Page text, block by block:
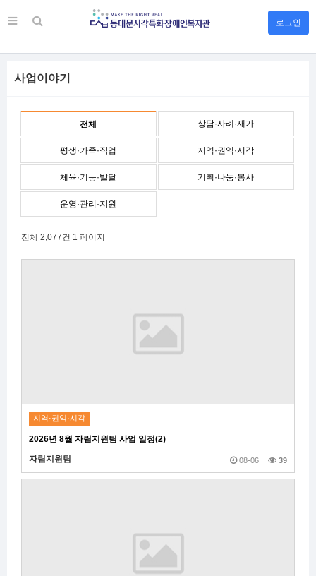
로그인
사업이야기
전체 상담·사례·재가
평생·가족·직업 지역·권익·시각
체육·기능·발달 기획·나눔·봉사
운영·관리·지원
전체 2,077건 1 페이지
지역·권익·시각
2026년 8월 자립지원팀 사업 일정(2)
자립지원팀
08-06 39